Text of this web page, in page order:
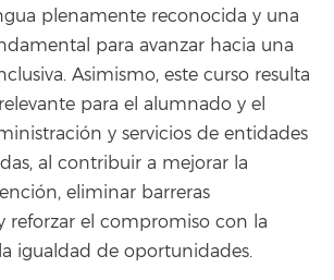
plenamente reconocida y una
para avanzar hacia una
Asimismo, este curso resulta
para el alumnado y el
y servicios de entidades
al contribuir a mejorar la
eliminar barreras
reforzar el compromiso con la
igualdad de oportunidades.